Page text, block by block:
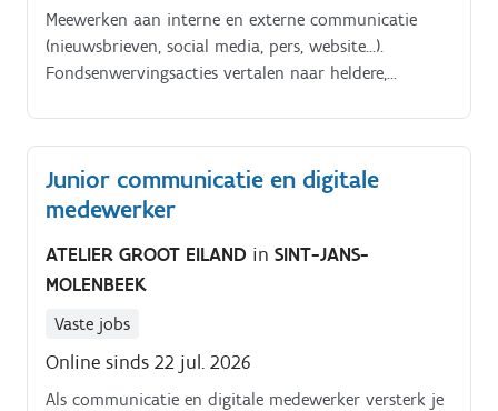
Meewerken aan interne en externe communicatie
(nieuwsbrieven, social media, pers, website…).
Fondsenwervingsacties vertalen naar heldere,
Junior communicatie en digitale
medewerker
ATELIER GROOT EILAND in SINT-JANS-
MOLENBEEK
Vaste jobs
Online sinds 22 jul. 2026
Als communicatie en digitale medewerker versterk je